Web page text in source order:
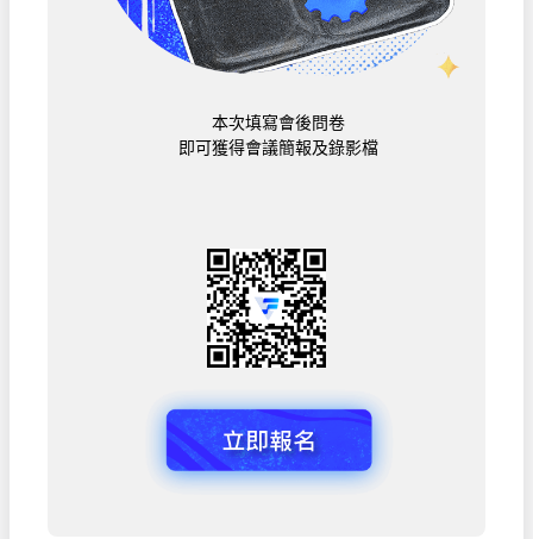
本次填寫會後問卷
即可獲得會議簡報及錄影檔